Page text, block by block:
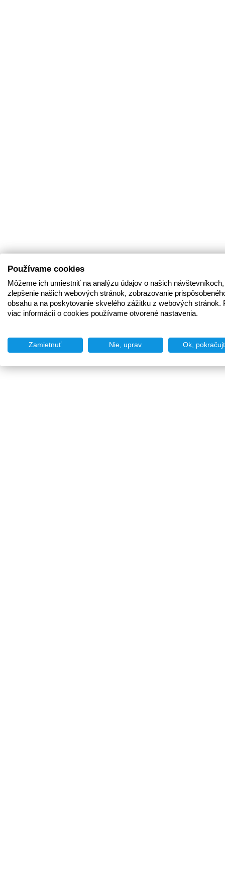
Používame cookies
Môžeme ich umiestniť na analýzu údajov o našich
zlepšenie našich webových stránok, zobrazovanie
obsahu a na poskytovanie skvelého zážitku z webových stránok.
viac informácií o cookies používame otvorené nastavenia.
Zamietnuť Nie, uprav Ok,